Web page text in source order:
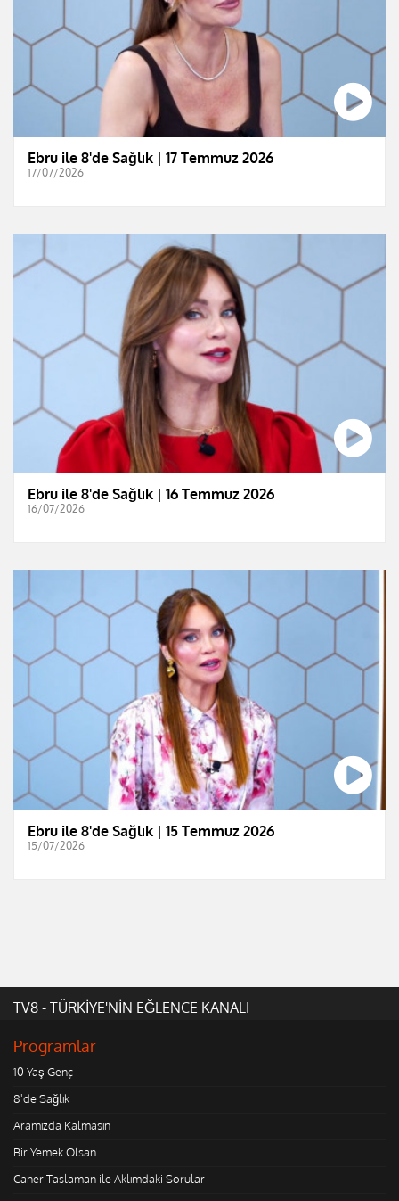
Ebru ile 8'de Sağlık | 17 Temmuz 2026
17/07/2026
Ebru ile 8'de Sağlık | 16 Temmuz 2026
16/07/2026
Ebru ile 8'de Sağlık | 15 Temmuz 2026
15/07/2026
TV8 - TÜRKİYE'NİN EĞLENCE KANALI
Programlar
10 Yaş Genç
8'de Sağlık
Aramızda Kalmasın
Bir Yemek Olsan
Caner Taslaman ile Aklımdaki Sorular